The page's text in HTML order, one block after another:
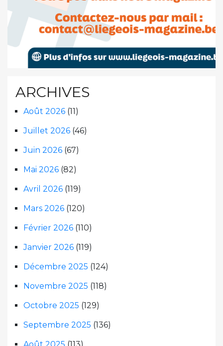
ARCHIVES
Août 2026 (11)
Juillet 2026 (46)
Juin 2026 (67)
Mai 2026 (82)
Avril 2026 (119)
Mars 2026 (120)
Février 2026 (110)
Janvier 2026 (119)
Décembre 2025 (124)
Novembre 2025 (118)
Octobre 2025 (129)
Septembre 2025 (136)